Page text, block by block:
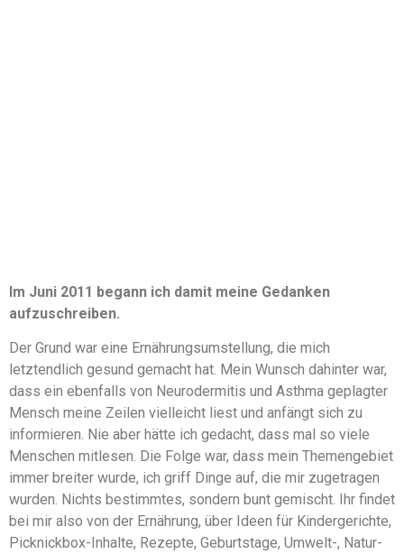
Im Juni 2011 begann ich damit meine Gedanken
aufzuschreiben.
Der Grund war eine Ernährungsumstellung, die mich
letztendlich gesund gemacht hat. Mein Wunsch dahinter war,
dass ein ebenfalls von Neurodermitis und Asthma geplagter
Mensch meine Zeilen vielleicht liest und anfängt sich zu
informieren. Nie aber hätte ich gedacht, dass mal so viele
Menschen mitlesen. Die Folge war, dass mein Themengebiet
immer breiter wurde, ich griff Dinge auf, die mir zugetragen
wurden. Nichts bestimmtes, sondern bunt gemischt. Ihr findet
bei mir also von der Ernährung, über Ideen für Kindergerichte,
Picknickbox-Inhalte, Rezepte, Geburtstage, Umwelt-, Natur-